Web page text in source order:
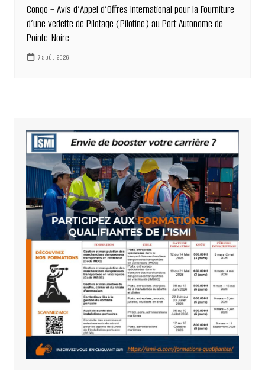
Congo – Avis d’Appel d’Offres International pour la Fourniture
d’une vedette de Pilotage (Pilotine) au Port Autonome de
Pointe-Noire
7 août 2026